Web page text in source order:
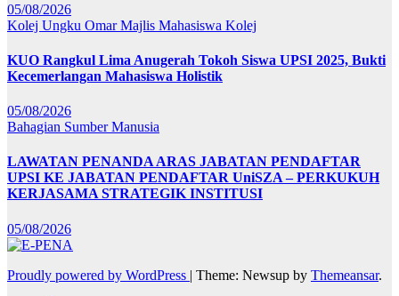
05/08/2026
Kolej Ungku OmarMajlis Mahasiswa Kolej
KUO Rangkul Lima Anugerah Tokoh Siswa UPSI 2025, Bukti
Kecemerlangan Mahasiswa Holistik
05/08/2026
Bahagian Sumber Manusia
LAWATAN PENANDA ARAS JABATAN PENDAFTAR
UPSI KE JABATAN PENDAFTAR UniSZA – PERKUKUH
KERJASAMA STRATEGIK INSTITUSI
05/08/2026
Proudly powered by WordPress | Theme: Newsup by Themeansar.